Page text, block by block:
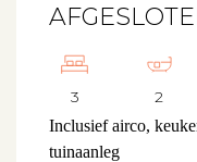
3 2
Inclusief airco,
tuinaanleg